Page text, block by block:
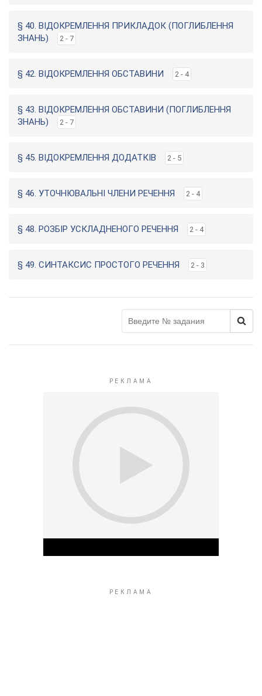
§ 40. ВІДОКРЕМЛЕННЯ ПРИКЛАДОК (ПОГЛИБЛЕННЯ
ЗНАНЬ)
2 - 7
§ 42. ВІДОКРЕМЛЕННЯ ОБСТАВИНИ 2 - 4
§ 43. ВІДОКРЕМЛЕННЯ ОБСТАВИНИ (ПОГЛИБЛЕННЯ
ЗНАНЬ)
2 - 7
§ 45. ВІДОКРЕМЛЕННЯ ДОДАТКІВ 2 - 5
§ 46. УТОЧНЮВАЛЬНІ ЧЛЕНИ РЕЧЕННЯ 2 - 4
§ 48. РОЗБІР УСКЛАДНЕНОГО РЕЧЕННЯ 2 - 4
§ 49. СИНТАКСИС ПРОСТОГО РЕЧЕННЯ 2 - 3